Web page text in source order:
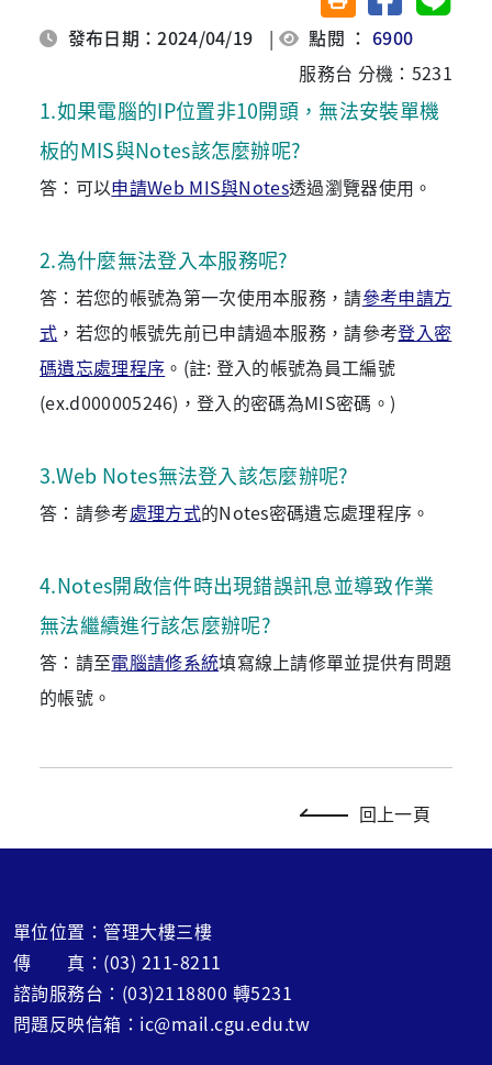
發布日期：2024/04/19 | 點閱 ：6900
服務台 分機：5231
1.如果電腦的IP位置非10開頭，無法安裝單機
板的MIS與Notes該怎麼辦呢?
答：可以申請Web MIS與Notes透過瀏覽器使用。
2.為什麼無法登入本服務呢?
答：若您的帳號為第一次使用本服務，請參考申請方
式 ，若您的帳號先前已申請過本服務，請參考登入密
碼遺忘處理程序 。(註: 登入的帳號為員工編號
(ex.d000005246)，登入的密碼為MIS密碼。)
3.Web Notes無法登入該怎麼辦呢?
答：請參考處理方式的Notes密碼遺忘處理程序。
4.Notes開啟信件時出現錯誤訊息並導致作業
無法繼續進行該怎麼辦呢?
答：請至電腦請修系統填寫線上請修單並提供有問題
的帳號。
回上一頁
單位位置：管理大樓三樓
傳 真：(03) 211-8211
諮詢服務台：(03)2118800 轉5231
問題反映信箱：ic@mail.cgu.edu.tw